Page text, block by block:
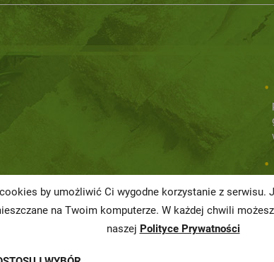
by umożliwić Ci wygodne korzystanie z
na Twoim komputerze. W każdej chwili
naszej Polityce Prywatności